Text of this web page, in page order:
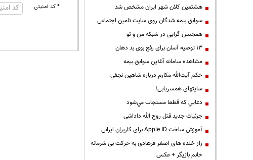
* کد امنیتی
هشتمین کلان شهر ایران مشخص شد
سوابق بیمه شدگان روی سایت تامین اجتماعی
همجنس گرایی در شبکه من و تو
13 توصیه آسان برای رفع بوی بد دهان
مشاهده سامانه آنلاين سوابق بیمه
حكم آيت‌الله مكارم درباره شاهين نجفي
سایتهای همسریابی!
دعايي كه قطعا مستجاب مي‌شود
جزئیات جدید قتل روح الله داداشی
آموزش ساخت Apple ID برای کاربران ایرانی
راز خنده های اصغر فرهادی به حرکت بی شرمانه
خانم بازیگر + عکس